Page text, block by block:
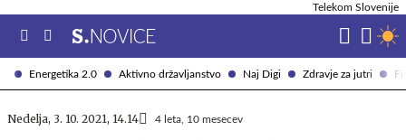
Energetika 2.0 Aktivno državljanstvo Naj Digi Zdravje za jutri
Telekom Slovenije
Nedelja, 3. 10. 2021, 14.14 4 leta, 10 mesecev